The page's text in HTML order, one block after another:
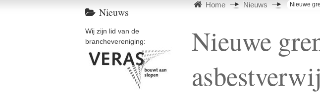
Nieuws
Wij zijn lid van de
branchevereniging:
Veras
Home Nieuws
Nieuwe